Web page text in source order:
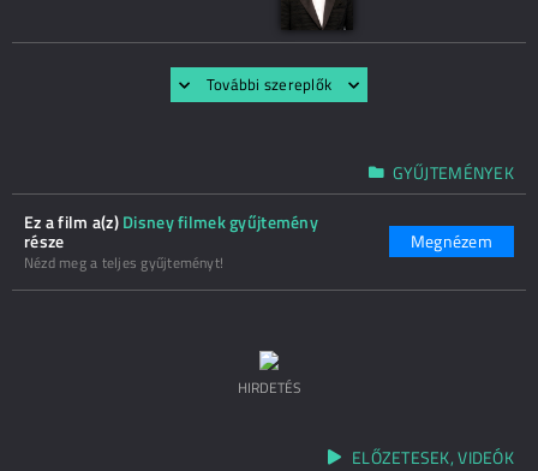
További szereplők
GYŰJTEMÉNYEK
Ez a film a(z)Disney filmek gyűjtemény
része
Nézd meg a teljes gyűjteményt!
Megnézem
HIRDETÉS
ELŐZETESEK, VIDEÓK